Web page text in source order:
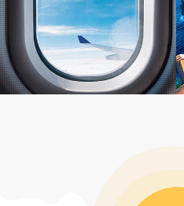
薦！
詳細，只要有任何小問題
議👍👍👍 服務很優秀👏